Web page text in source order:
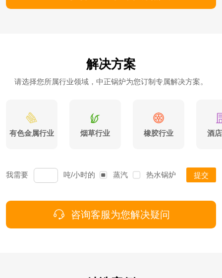
解决方案
请选择您所属行业领域，中正锅炉为您订制专属解决方案。
有色金属行业 烟草行业 橡胶行业 酒
我需要 吨/小时的 蒸汽 热水锅炉 提交
咨询客服为您解决疑问